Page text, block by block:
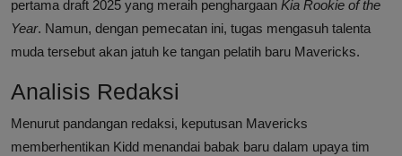
pertama draft 2025 yang meraih penghargaan Kia Rookie of the
Year. Namun, dengan pemecatan ini, tugas mengasuh talenta
muda tersebut akan jatuh ke tangan pelatih baru Mavericks.
Analisis Redaksi
Menurut pandangan redaksi, keputusan Mavericks
memberhentikan Kidd menandai babak baru dalam upaya tim